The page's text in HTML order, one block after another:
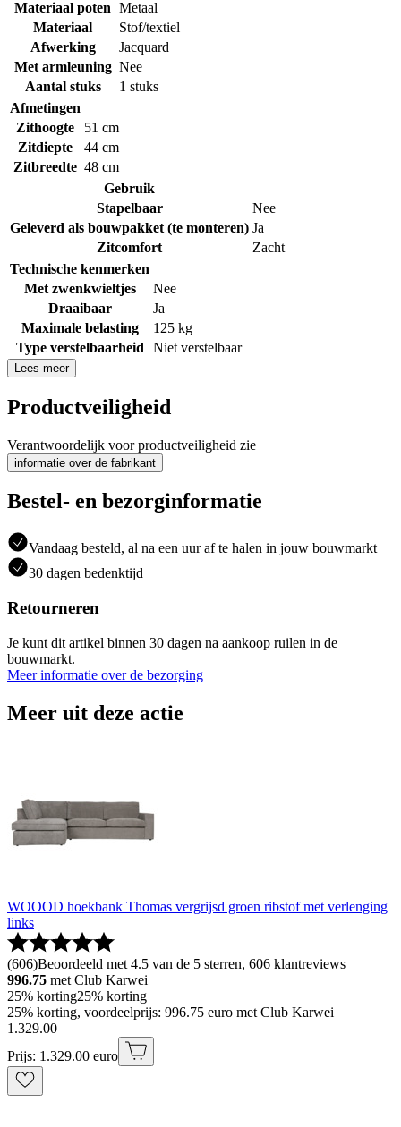
Materiaal poten Metaal
Materiaal
Stof/textiel
Afwerking
Jacquard
Met armleuning Nee
Aantal stuks
1 stuks
Afmetingen
Zithoogte
51 cm
Zitdiepte
44 cm
Zitbreedte 48 cm
Gebruik
Stapelbaar
Nee
Geleverd als bouwpakket (te monteren) Ja
Zitcomfort
Zacht
Technische kenmerken
Met zwenkwieltjes
Nee
Draaibaar
Ja
Maximale belasting
125 kg
Type verstelbaarheid
Niet verstelbaar
Lees meer
Productveiligheid
Verantwoordelijk voor productveiligheid zie
informatie over de fabrikant
Bestel- en bezorginformatie
Vandaag besteld, al na een uur af te halen in jouw bouwmarkt
30 dagen bedenktijd
Retourneren
Je kunt dit artikel binnen 30 dagen na aankoop ruilen in de
bouwmarkt.
Meer informatie over de bezorging
Meer uit deze actie
WOOOD hoekbank Thomas vergrijsd groen ribstof met verlenging
links
(606)Beoordeeld met 4.5 van de 5 sterren, 606 klantreviews
996.75 met Club Karwei
25% korting25% korting
25% korting, voordeelprijs: 996.75 euro met Club Karwei
1 .329.00
Prijs: 1.329.00 euro